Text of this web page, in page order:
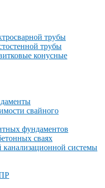
трубы
трубы
конусные
свайного
фундаментов
сваях
канализационной системы